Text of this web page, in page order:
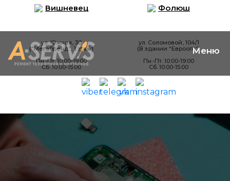
Вишневец
ул. Южная, 30
(“Мегабренд”, 1 этаж)
Пн.-Пт. 10:00-19:00
Сб. 10:00-15:00
Фолюш
ул. Соломовой, 104/1
(В здании “Евроопт”)
Пн.-Пт. 10:00-19:00
Сб. 10:00-15:00